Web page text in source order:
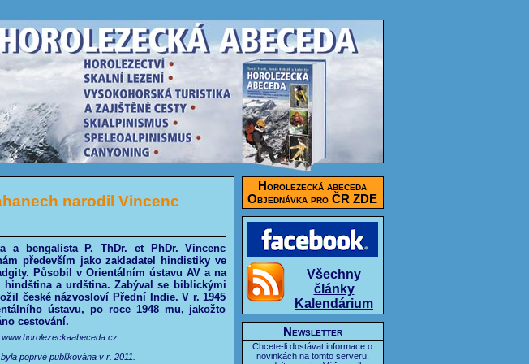
narodil Vincenc
a bengalista P. ThDr. et PhDr. Vincenc
především jako zakladatel hindistiky ve
Působil v Orientálním ústavu AV a na
a urdština. Zabýval se biblickými
české názvosloví Přední Indie. V r. 1945
ústavu, po roce 1948 mu, jakožto
cestování.
poprvé publikována v r. 2011.
Horolezecká abeceda
Objednávka pro ČR ZDE
Všechny
články
Kalendárium
Newsletter
Chcete-li dostávat informace o
novinkách na tomto serveru,